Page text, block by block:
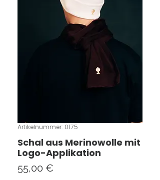
Artikelnummer: 0175
Schal aus Merinowolle mit
Logo-Applikation
55,00 €